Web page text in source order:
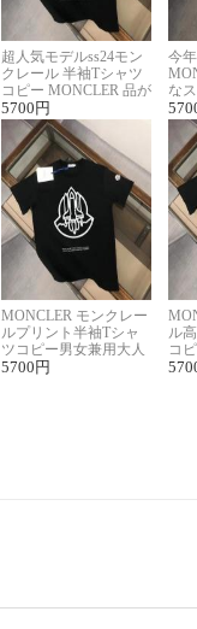
超人気モデルss24モン
クレール 半袖Tシャツ
コピー MONCLER 品が
良く見た目
5700 円
今
な
ル
MONCLER モンクレー
ルプリント半袖Tシャ
ツコピー男女兼用大人
可愛い春夏コーデ
5700 円
ル
コ
ィ